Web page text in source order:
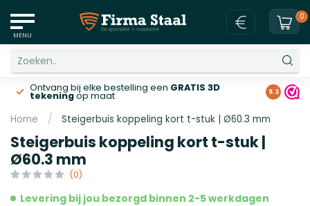
MENU
0
Ontvang bij elke bestelling een GRATIS 3D
tekeningop maat Gratis
9.3
Home / Steigerbuis koppeling kort t-stuk | Ø60.3 mm
Steigerbuis koppeling kort t-stuk |
Ø60.3 mm
(0)
Levering bij jou bezorgd binnen 2-5 werkdagen